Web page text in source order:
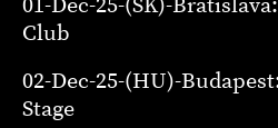
01-Dec-25-(SK)-
Club
02-Dec-25-(HU)-
Stage